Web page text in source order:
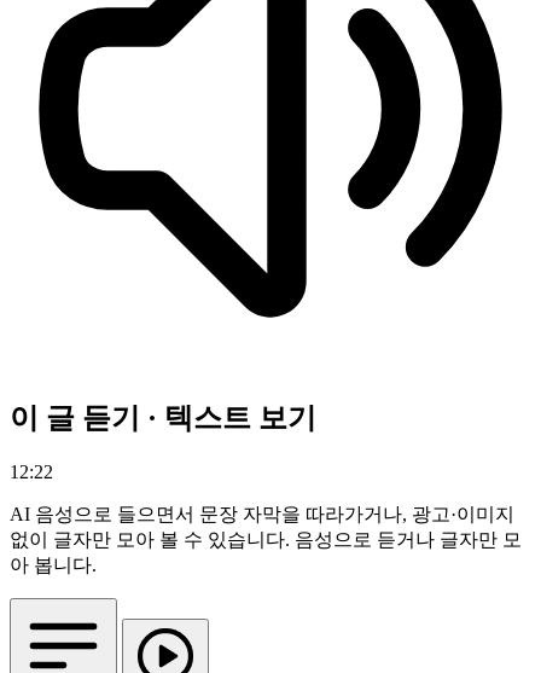
이 글 듣기 · 텍스트 보기
12:22
AI 음성으로 들으면서 문장 자막을 따라가거나, 광고·이미지
없이 글자만 모아 볼 수 있습니다. 음성으로 듣거나 글자만 모
아 봅니다.